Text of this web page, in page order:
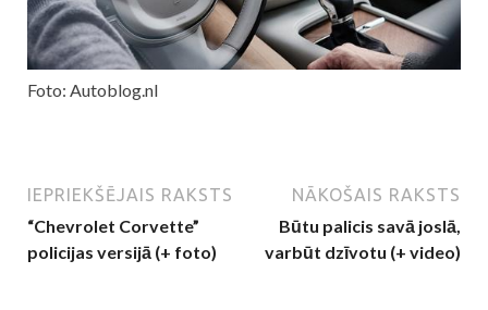
Foto: Autoblog.nl
IEPRIEKŠĒJAIS RAKSTS
“Chevrolet Corvette”
policijas versijā (+ foto)
NĀKOŠAIS RAKSTS
Būtu palicis savā joslā,
varbūt dzīvotu (+ video)